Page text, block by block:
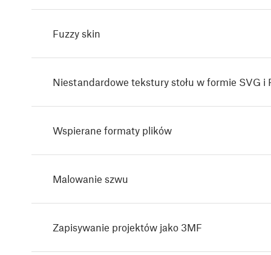
Fuzzy skin
Niestandardowe tekstury stołu w formie SVG i
Wspierane formaty plików
Malowanie szwu
Zapisywanie projektów jako 3MF